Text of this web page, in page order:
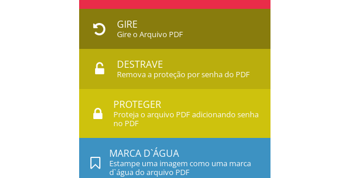
GIRE
Gire o Arquivo PDF
DESTRAVE
Remova a proteção por senha do PDF
PROTEGER
Proteja o arquivo PDF adicionando senha
no PDF
MARCA D`ÁGUA
Estampe uma imagem como uma marca
d`água do arquivo PDF